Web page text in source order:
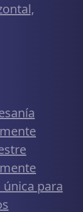
única para